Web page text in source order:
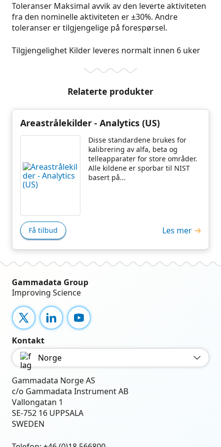
Toleranser Maksimal avvik av den leverte aktiviteten
fra den nominelle aktiviteten er ±30%. Andre
toleranser er tilgjengelige på forespørsel.
Tilgjengelighet Kilder leveres normalt innen 6 uker
Relaterte produkter
Areastrålekilder - Analytics (US)
Disse standardene brukes for
kalibrering av alfa, beta og
telleapparater for store områder.
Alle kildene er sporbar til NIST
basert på...
Få tilbud Les mer
Gammadata Group
Improving Science
X LinkedInYouTube
Kontakt
Norge
Gammadata Norge AS
c/o Gammadata Instrument AB
Vallongatan 1
SE-752 16 UPPSALA
SWEDEN